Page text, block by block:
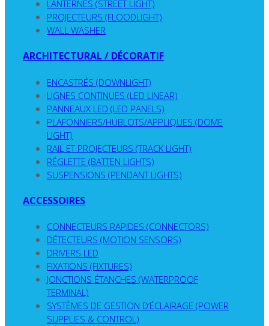
LANTERNES (STREET LIGHT)
PROJECTEURS (FLOODLIGHT)
WALL WASHER
ARCHITECTURAL / DÉCORATIF
ENCASTRÉS (DOWNLIGHT)
LIGNES CONTINUES (LED LINEAR)
PANNEAUX LED (LED PANELS)
PLAFONNIERS/HUBLOTS/APPLIQUES (DOME
LIGHT)
RAIL ET PROJECTEURS (TRACK LIGHT)
RÉGLETTE (BATTEN LIGHTS)
SUSPENSIONS (PENDANT LIGHTS)
ACCESSOIRES
CONNECTEURS RAPIDES (CONNECTORS)
DÉTECTEURS (MOTION SENSORS)
DRIVERS LED
FIXATIONS (FIXTURES)
JONCTIONS ÉTANCHES (WATERPROOF
TERMINAL)
SYSTÈMES DE GESTION D’ÉCLAIRAGE (POWER
SUPPLIES & CONTROL)